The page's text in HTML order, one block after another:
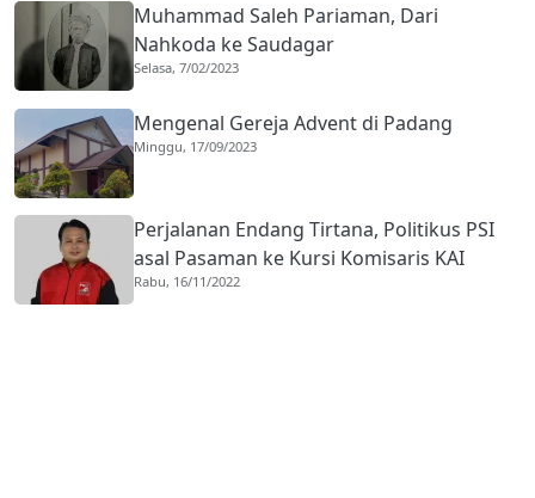
Muhammad Saleh Pariaman, Dari
Nahkoda ke Saudagar
Selasa, 7/02/2023
Mengenal Gereja Advent di Padang
Minggu, 17/09/2023
Perjalanan Endang Tirtana, Politikus PSI
asal Pasaman ke Kursi Komisaris KAI
Rabu, 16/11/2022